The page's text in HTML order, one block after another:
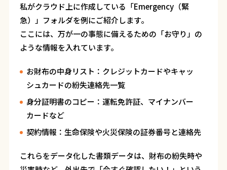
私がクラウド上に作成している「Emergency（緊
急）」フォルダを例にご紹介します。
ここには、万が一の事態に備えるための「お守り」の
ような情報を入れています。
お財布の中身リスト：クレジットカードやキャッ
シュカードの紛失連絡先一覧
身分証明書のコピー：運転免許証、マイナンバー
カードなど
契約情報：生命保険や火災保険の証券番号と連絡先
これらをデータ化した書類データは、財布の紛失時や